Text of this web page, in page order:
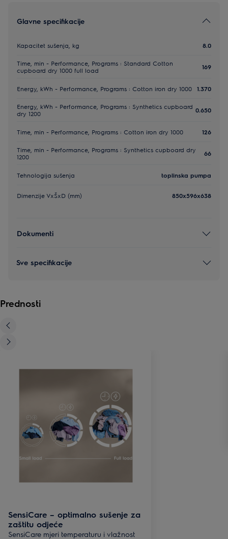
Glavne specifikacije
Kapacitet sušenja, kg 8.0
Time, min - Performance, Programs : Standard Cotton
cupboard dry 1000 full load
169
Energy, kWh - Performance, Programs : Cotton iron dry 1000 1.370
Energy, kWh - Performance, Programs : Synthetics cupboard
dry 1200
0.650
Time, min - Performance, Programs : Cotton iron dry 1000 126
Time, min - Performance, Programs : Synthetics cupboard dry
1200
66
Tehnologija sušenja toplinska pumpa
Dimenzije VxŠxD (mm) 850x596x638
Dokumenti
Sve specifikacije
Prednosti
SensiCare – optimalno sušenje za
zaštitu odjeće
SensiCare mjeri temperaturu i vlažnost